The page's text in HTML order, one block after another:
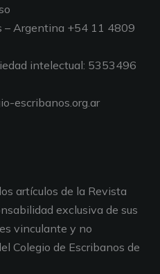
– Argentina +54 11 4809
intelectual: 5353496
escribanos.org.ar
artículos de la Revista
exclusiva de sus
vinculante y no
Colegio de Escribanos de